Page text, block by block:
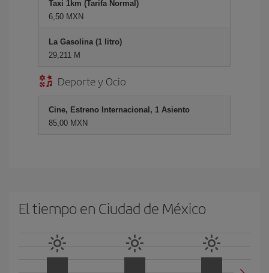
Taxi 1km (Tarifa Normal)
6,50 MXN
La Gasolina (1 litro)
29,211 M
Deporte y Ocio
Cine, Estreno Internacional, 1 Asiento
85,00 MXN
El tiempo en Ciudad de México